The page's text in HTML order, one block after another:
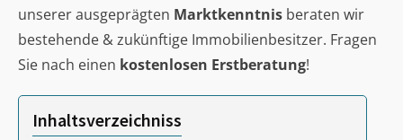
unserer ausgeprägten Marktkenntnis beraten wir
bestehende & zukünftige Immobilienbesitzer. Fragen
Sie nach einen kostenlosen Erstberatung!
Inhaltsverzeichniss